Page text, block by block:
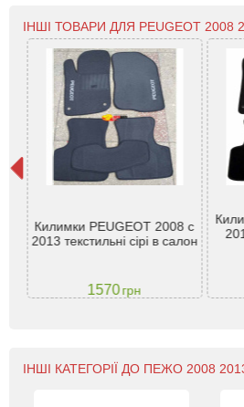
ІНШІ ТОВАРИ ДЛЯ PEUGEOT 2008
Килимки PEUGEOT 2008 c
2013 текстильні сірі в салон
1570грн
ІНШІ КАТЕГОРІЇ ДО ПЕЖО 2008